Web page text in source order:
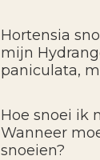
Hortensia
mijn
paniculata,
Hoe snoei ik
Wanneer
snoeien?